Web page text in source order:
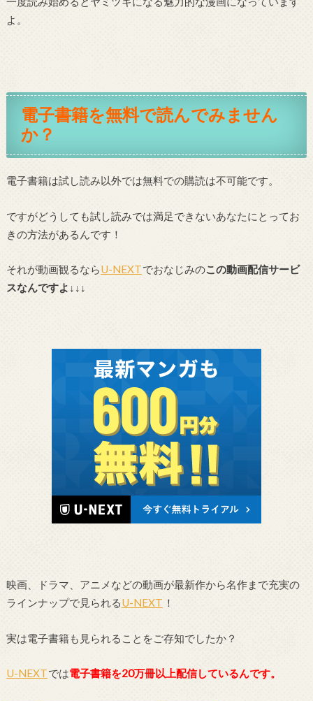
よ。
電子書籍を無料で読んでみません
か？
電子書籍は試し読み以外では無料での購読は不可能です。
ですがどうしても試し読みでは満足できないあなたにとってお
きの方法があるんです！
それが動画観るならU-NEXTでおなじみのこの動画配信サービ
スなんですよ↓↓↓
映画、ドラマ、アニメなどの動画が最新作から名作まで充実の
ラインナップで見られるU-NEXT ！
実は電子書籍も見られることをご存知でしたか？
U-NEXTでは電子書籍を20万冊以上配信しているんです。